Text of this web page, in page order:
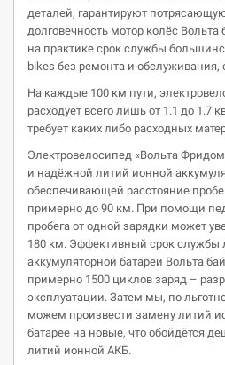
деталей, гарантируют
долговечность мотор колёс
на практике срок службы
bikes без ремонта и обслуживания,
На каждые 100 км пути,
расходует всего лишь от 1.1 до 1.7
требует каких либо расходных
Электровелосипед «Вольта Фридом
и надёжной литий ионной
обеспечивающей расстояние
примерно до 90 км. При помощи
пробега от одной зарядки может
180 км. Эффективный срок службы
аккумуляторной батареи Вольта
примерно 1500 циклов заряд –
эксплуатации. Затем мы, по
можем произвести замену литий
батарее на новые, что обойдётся
литий ионной АКБ.